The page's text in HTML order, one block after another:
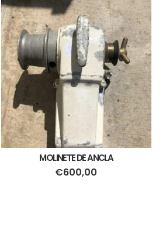
MOLINETE DE ANCLA
€600,00